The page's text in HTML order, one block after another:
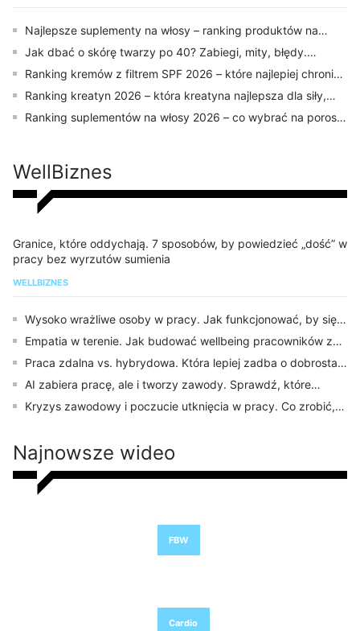
Najlepsze suplementy na włosy – ranking produktów na
Jak dbać o skórę twarzy po 40? Zabiegi, mity, błędy.
Ranking kremów z filtrem SPF 2026 – które najlepiej chronią
Ranking kreatyn 2026 – która kreatyna najlepsza dla siły,
Ranking suplementów na włosy 2026 – co wybrać na porost i
WellBiznes
Granice, które oddychają. 7 sposobów, by powiedzieć „dość” w
pracy bez wyrzutów sumienia
WELLBIZNES
Wysoko wrażliwe osoby w pracy. Jak funkcjonować, by się
Empatia w terenie. Jak budować wellbeing pracowników z
Praca zdalna vs. hybrydowa. Która lepiej zadba o dobrostan
AI zabiera pracę, ale i tworzy zawody. Sprawdź, które
Kryzys zawodowy i poczucie utknięcia w pracy. Co zrobić,
Najnowsze wideo
FBW
Cardio